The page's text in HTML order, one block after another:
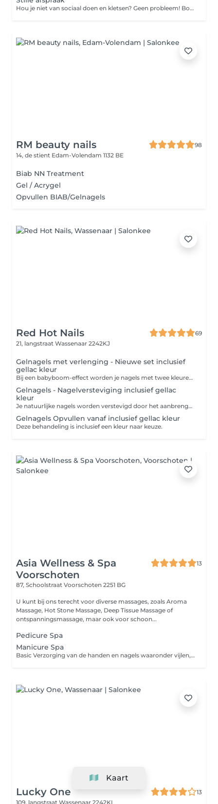
Hou je niet van sociaal doen en kletsen? Geen probleem! Boek een stille afspraak en ik zal niet meer praten dan nodig is. Ook mag je kiezen of je de muziek aan of uit wil.
RM beauty nails
98
14, de stient Edam-Volendam 1132 BE
Biab NN Treatment
Gel / Acrygel
Opvullen BIAB/Gelnagels
Red Hot Nails
69
21, langstraat Wassenaar 2242KJ
Gelnagels met verlenging - Nieuwe set inclusief
gellac kleur
Bij een babyboom-effect worden je nagels met twee kleuren gelakt. Het verschil met de French manicure is dat er bij babyboom een geleidelijke overloop van roze naar wit is. Bij een French manicure worden je nagels met een zachte kleur roze gelakt met op de nageluiteinden een elegant, strak en wit randje.
Gelnagels - Nagelversteviging inclusief gellac
kleur
Je natuurlijke nagels worden verstevigd door het aanbrengen van een set kunstnagels. Je nagels worden hierbij niet verlengd met tips.
Gelnagels Opvullen vanaf inclusief gellac kleur
Deze behandeling is inclusief een kleur naar keuze.
Asia Wellness & Spa
Voorschoten
13
87, Schoolstraat Voorschoten 2251 BG
U kunt bij ons terecht voor diverse massages, zoals Aroma
Massage, Hot Stone Massage, Deep Tissue Massage of
ontspanningsmassage, maar ook voor schoon...
Pedicure Spa
Manicure Spa
Basic Verzorging van de handen en nagels waaronder vijlen, nagelriemverzorging en een heerlijke dagcrème! Spa Als de standaard, aangevuld met handbad in manicure bowl met verzorgende olie. Daarna verzorging van de handen en onderarmen met een heerlijke scrub, gevolgd door armmassage met een verzorgende crème afgemaakt met nagellak!
Lucky One
13
109, langstraat Wassenaar 2242KL
Kaart